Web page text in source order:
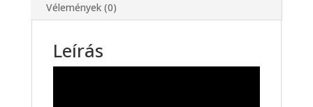
Vélemények (0)
Leírás